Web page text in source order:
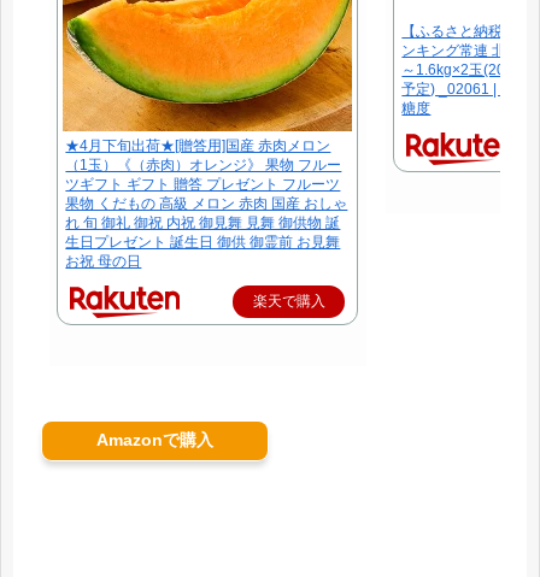
★4月下旬出荷★[贈答用]国産 赤肉メロン
（1玉）《（赤肉）オレンジ》 果物 フルー
ツギフト ギフト 贈答 プレゼント フルーツ
果物 くだもの 高級 メロン 赤肉 国産 おしゃ
れ 旬 御礼 御祝 内祝 御見舞 見舞 御供物 誕
生日プレゼント 誕生日 御供 御霊前 お見舞
お祝 母の日
楽天で購入
【ふるさと納税】
ンキング常連 北海
～1.6kg×2玉(2026
予定) _02061 | メロ
糖度
Amazonで購入